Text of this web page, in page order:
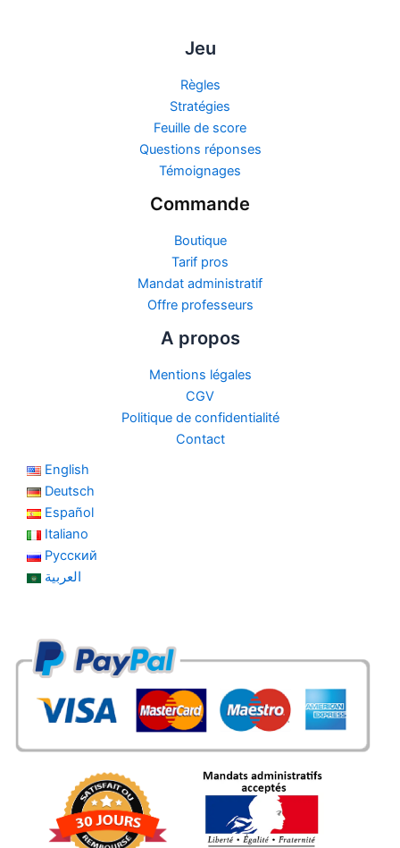
Jeu
Règles
Stratégies
Feuille de score
Questions réponses
Témoignages
Commande
Boutique
Tarif pros
Mandat administratif
Offre professeurs
A propos
Mentions légales
CGV
Politique de confidentialité
Contact
English
Deutsch
Español
Italiano
Русский
العربية